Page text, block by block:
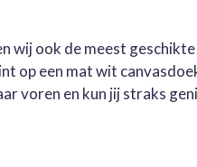
wij ook de meest
op een mat wit
voren en kun jij straks